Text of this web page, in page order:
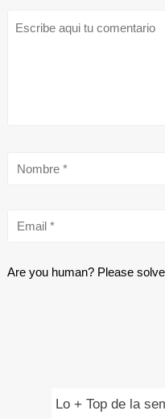
Are you human? Please
Lo + Top de la